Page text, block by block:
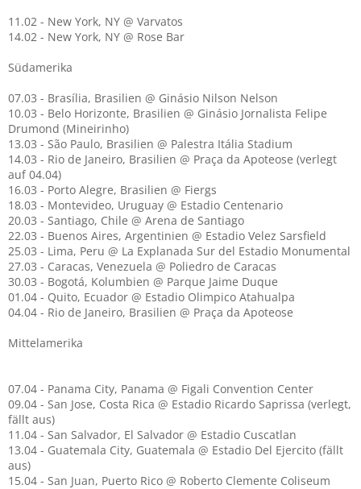
11.02 - New York, NY @ Varvatos
14.02 - New York, NY @ Rose Bar
Südamerika
07.03 - Brasília, Brasilien @ Ginásio Nilson Nelson
10.03 - Belo Horizonte, Brasilien @ Ginásio Jornalista Felipe
Drumond (Mineirinho)
13.03 - São Paulo, Brasilien @ Palestra Itália Stadium
14.03 - Rio de Janeiro, Brasilien @ Praça da Apoteose (verlegt
auf 04.04)
16.03 - Porto Alegre, Brasilien @ Fiergs
18.03 - Montevideo, Uruguay @ Estadio Centenario
20.03 - Santiago, Chile @ Arena de Santiago
22.03 - Buenos Aires, Argentinien @ Estadio Velez Sarsfield
25.03 - Lima, Peru @ La Explanada Sur del Estadio Monumental
27.03 - Caracas, Venezuela @ Poliedro de Caracas
30.03 - Bogotá, Kolumbien @ Parque Jaime Duque
01.04 - Quito, Ecuador @ Estadio Olimpico Atahualpa
04.04 - Rio de Janeiro, Brasilien @ Praça da Apoteose
Mittelamerika
07.04 - Panama City, Panama @ Figali Convention Center
09.04 - San Jose, Costa Rica @ Estadio Ricardo Saprissa (verlegt,
fällt aus)
11.04 - San Salvador, El Salvador @ Estadio Cuscatlan
13.04 - Guatemala City, Guatemala @ Estadio Del Ejercito (fällt
aus)
15.04 - San Juan, Puerto Rico @ Roberto Clemente Coliseum